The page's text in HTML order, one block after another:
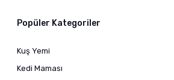
Popüler Kategoriler
Kuş Yemi
Kedi Maması